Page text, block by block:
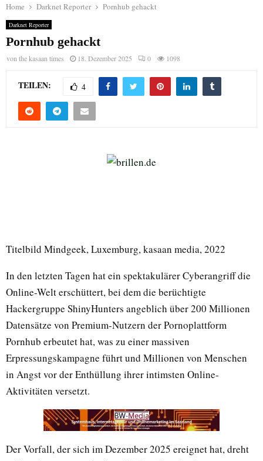
Home Darknet Reporter Pornhub gehackt
Darknet Reporter
Pornhub gehackt
von the kasaan times 18. Dezember 2025 0 1098
TEILEN: 4
Titelbild Mindgeek, Luxemburg, kasaan media, 2022
In den letzten Tagen hat ein spektakulärer Cyberangriff die
Online-Welt erschüttert, bei dem die berüchtigte
Hackergruppe ShinyHunters angeblich über 200 Millionen
Datensätze von Premium-Nutzern der Pornoplattform
Pornhub erbeutet hat, was zu einer massiven
Erpressungskampagne führt und Millionen von Menschen
in Angst vor der Enthüllung ihrer intimsten Online-
Aktivitäten versetzt.
Der Vorfall, der sich im Dezember 2025 ereignet hat, dreht